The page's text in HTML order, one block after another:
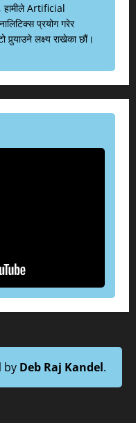
हामीले Artificial
प्रयोग गरेर
पुर्‍याउने लक्ष्य राखेका छौं।
by Deb Raj Kandel.